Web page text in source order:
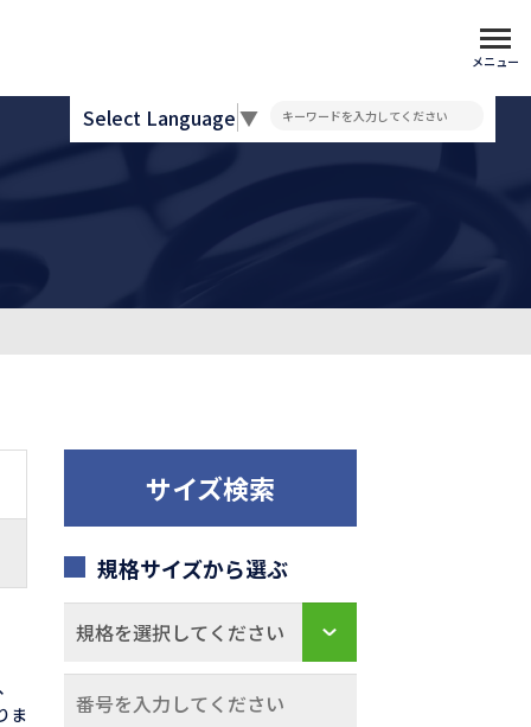
メニュー
Select Language▼
ま
サイズ検索
規格サイズから選ぶ